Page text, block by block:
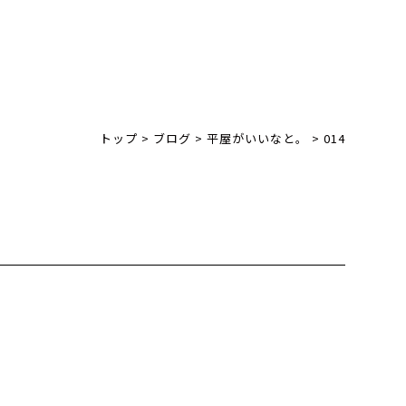
トップ > ブログ > 平屋がいいなと。 > 014